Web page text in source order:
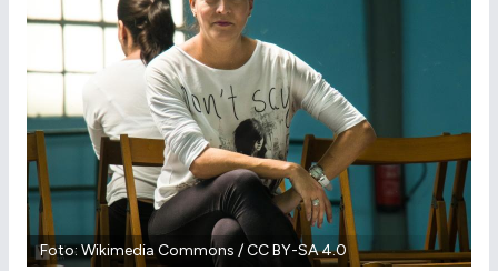
Foto: Wikimedia Commons / CC BY-SA 4.0